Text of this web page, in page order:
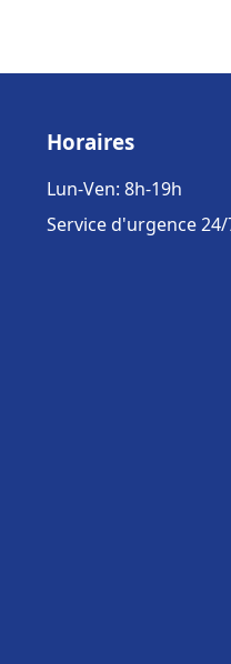
Horaires
Lun-Ven: 8h-19h
Service d'urgence